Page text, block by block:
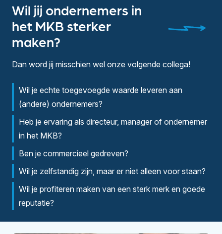
Wil jij ondernemers in
het MKB sterker
maken?
Dan word jij misschien wel onze volgende collega!
Wil je echte toegevoegde waarde leveren aan
(andere) ondernemers?
Heb je ervaring als directeur, manager of ondernemer
in het MKB?
Ben je commercieel gedreven?
Wil je zelfstandig zijn, maar er niet alleen voor staan?
Wil je profiteren maken van een sterk merk en goede
reputatie?